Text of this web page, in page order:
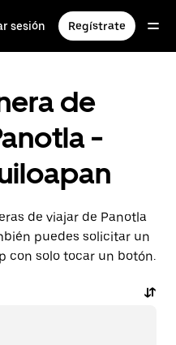
sesión Regístrate
de
-
de viajar de Panotla
puedes solicitar un
con solo tocar un botón.